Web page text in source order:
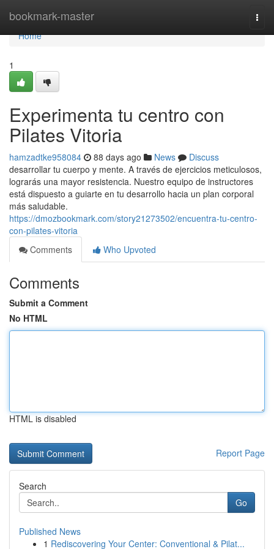
bookmark-master
Home
Home
1
Experimenta tu centro con
Pilates Vitoria
hamzadtke958084 88 days ago News
Discuss
desarrollar tu cuerpo y mente. A través de ejercicios meticulosos,
lograrás una mayor resistencia. Nuestro equipo de instructores
está dispuesto a guiarte en tu desarrollo hacia un plan corporal
más saludable.
https://dmozbookmark.com/story21273502/encuentra-tu-centro-
con-pilates-vitoria
Comments
Who Upvoted
Comments
Submit a Comment
No HTML
HTML is disabled
Report Page
Search
Go
Published News
1 Rediscovering Your Center: Conventional & Pilat...